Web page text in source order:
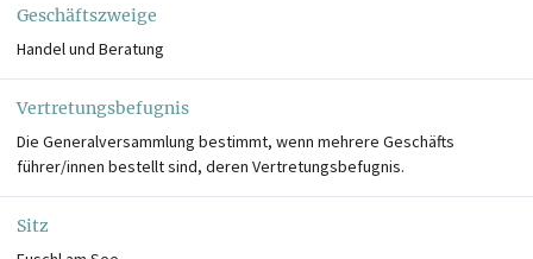
Geschäftszweige
Handel und Beratung
Vertretungsbefugnis
Die Generalversammlung bestimmt, wenn mehrere Geschäfts
führer/innen bestellt sind, deren Vertretungsbefugnis.
Sitz